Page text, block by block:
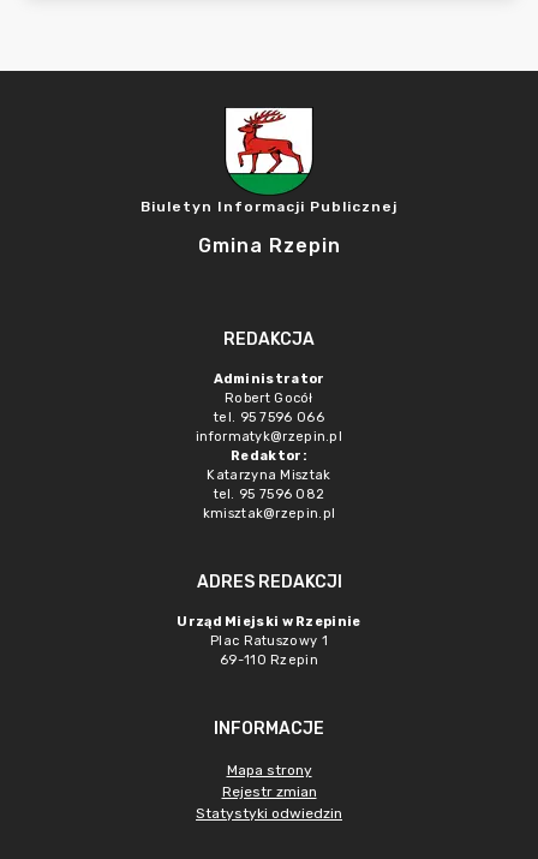
Biuletyn Informacji Publicznej
Gmina Rzepin
REDAKCJA
Administrator
Robert Gocół
tel. 95 7596 066
informatyk@rzepin.pl
Redaktor:
Katarzyna Misztak
tel. 95 7596 082
kmisztak@rzepin.pl
ADRES REDAKCJI
Urząd Miejski w Rzepinie
Plac Ratuszowy 1
69-110 Rzepin
INFORMACJE
Mapa strony
Rejestr zmian
Statystyki odwiedzin